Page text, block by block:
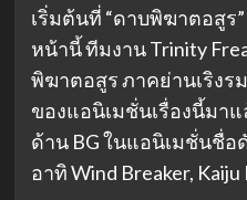
เริ่มต้นที่ “ดาบพิฆาตอสูร
หน้านี้ ทีมงาน Trinity
พิฆาตอสูร ภาคย่านเริงร
ของแอนิเมชั่นเรื่องนี้มา
ด้าน BG ในแอนิเมชั่นชื่อ
อาทิ Wind Breaker,